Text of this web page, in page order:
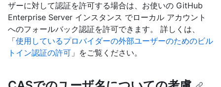
ザーに対して認証を許可する場合は、お使いの GitHub
Enterprise Server インスタンス でローカル アカウント
へのフォールバック認証を許可できます。 詳しくは、
「使用しているプロバイダーの外部ユーザーのためのビル
トイン認証の許可 」をご覧ください。